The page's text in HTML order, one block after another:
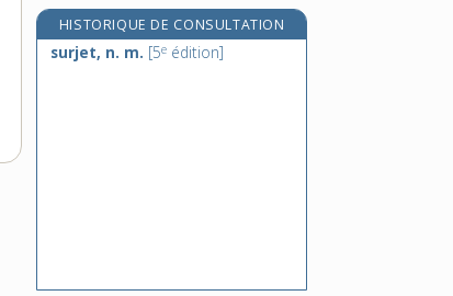
HISTORIQUE DE CONSULTATION
surjet, n. m. [5e édition]